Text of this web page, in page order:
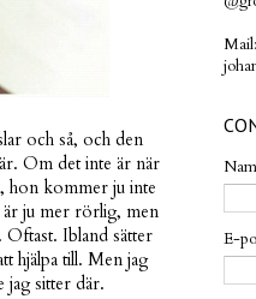
och så, och den
Om det inte är när
hon kommer ju inte
ju mer rörlig, men
Oftast. Ibland sätter
hjälpa till. Men jag
jag sitter där.
Mail:
E-